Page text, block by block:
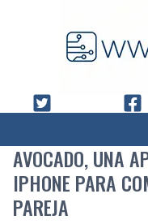
AVOCADO, UNA
IPHONE PARA
PAREJA